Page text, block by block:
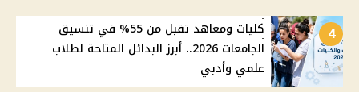
4
كليات ومعاهد تقبل من 55% في تنسيق
الجامعات 2026.. أبرز البدائل المتاحة لطلاب
علمي وأدبي